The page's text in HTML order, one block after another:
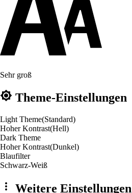
Sehr groß
Theme-Einstellungen
Light Theme(Standard)
Hoher Kontrast(Hell)
Dark Theme
Hoher Kontrast(Dunkel)
Blaufilter
Schwarz-Weiß
Weitere Einstellungen